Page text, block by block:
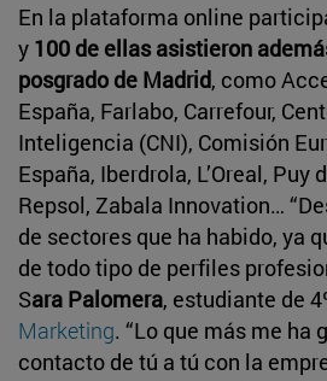
En la plataforma online
y 100 de ellas asistieron
posgrado de Madrid, como
España, Farlabo, Carrefour,
Inteligencia (CNI), Comisión
España, Iberdrola, L’Oreal, Puy
Repsol, Zabala Innovation…
de sectores que ha habido, ya
de todo tipo de perfiles
Sara Palomera, estudiante de
Marketing. “Lo que más me ha
contacto de tú a tú con la